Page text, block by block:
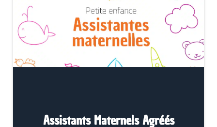
Assistants Maternels Agréés